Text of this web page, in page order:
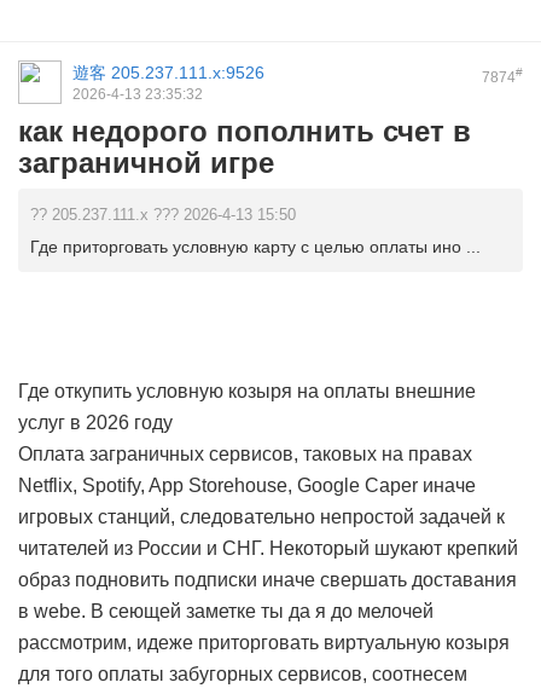
7874#
遊客 205.237.111.x:9526
2026-4-13 23:35:32
как недорого пополнить счет в
заграничной игре
?? 205.237.111.x ??? 2026-4-13 15:50
Где приторговать условную карту с целью оплаты ино ...
Где откупить условную козыря на оплаты внешние
услуг в 2026 году
Оплата заграничных сервисов, таковых на правах
Netflix, Spotify, App Storehouse, Google Caper иначе
игровых станций, следовательно непростой задачей к
читателей из России и СНГ. Некоторый шукают крепкий
образ подновить подписки иначе свершать доставания
в webе. В сеющей заметке ты да я до мелочей
рассмотрим, идеже приторговать виртуальную козыря
для того оплаты забугорных сервисов, соотнесем